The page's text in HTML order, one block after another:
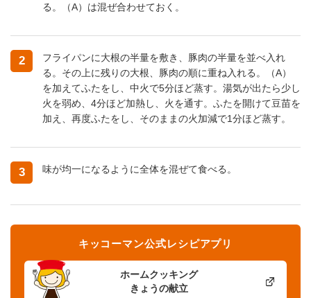
る。（A）は混ぜ合わせておく。
2
フライパンに大根の半量を敷き、豚肉の半量を並べ入れ
る。その上に残りの大根、豚肉の順に重ね入れる。（A）
を加えてふたをし、中火で5分ほど蒸す。湯気が出たら少し
火を弱め、4分ほど加熱し、火を通す。ふたを開けて豆苗を
加え、再度ふたをし、そのままの火加減で1分ほど蒸す。
3 味が均一になるように全体を混ぜて食べる。
ホームクッキング
きょうの献立
キッコーマン公式レシピアプリ